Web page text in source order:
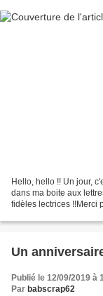
Hello, hello !! Un jour,
dans ma boite aux
fidèles lectrices !!Merci
Un
Publié le 12/09/2019 à
Par babscrap62